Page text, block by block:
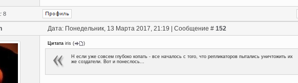
8
Дата: Понедельник, 13 Марта 2017, 21:19 | Сообщение # 152
Цитата iris ( )
Н если уже совсем глубоко копать - все началось с того, что репликаторов пытались уничтожить их
же создатели. Вот и понеслось...